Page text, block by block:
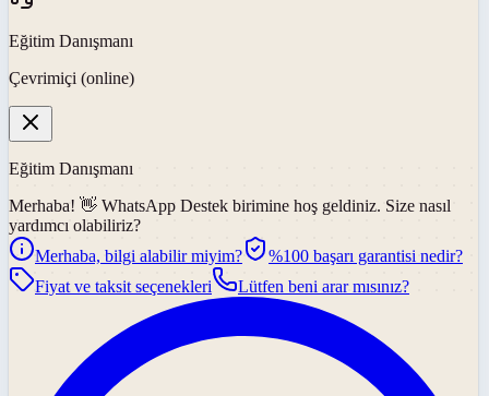
Eğitim Danışmanı
Çevrimiçi (online)
Eğitim Danışmanı
Merhaba! 👋 WhatsApp Destek birimine hoş geldiniz. Size nasıl
yardımcı olabiliriz?
Merhaba, bilgi alabilir miyim?
%100 başarı garantisi nedir?
Fiyat ve taksit seçenekleri
Lütfen beni arar mısınız?